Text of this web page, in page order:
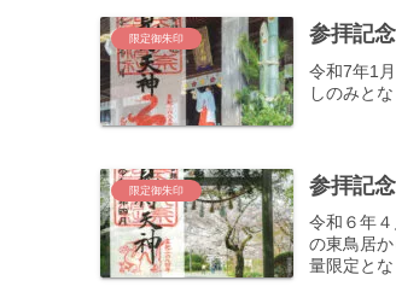
限定御朱印 参拝記
令和7年1
しのみと
限定御朱印 参拝記
令和６年
の東鳥居
量限定とな